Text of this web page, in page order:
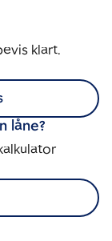
klart.
låne?